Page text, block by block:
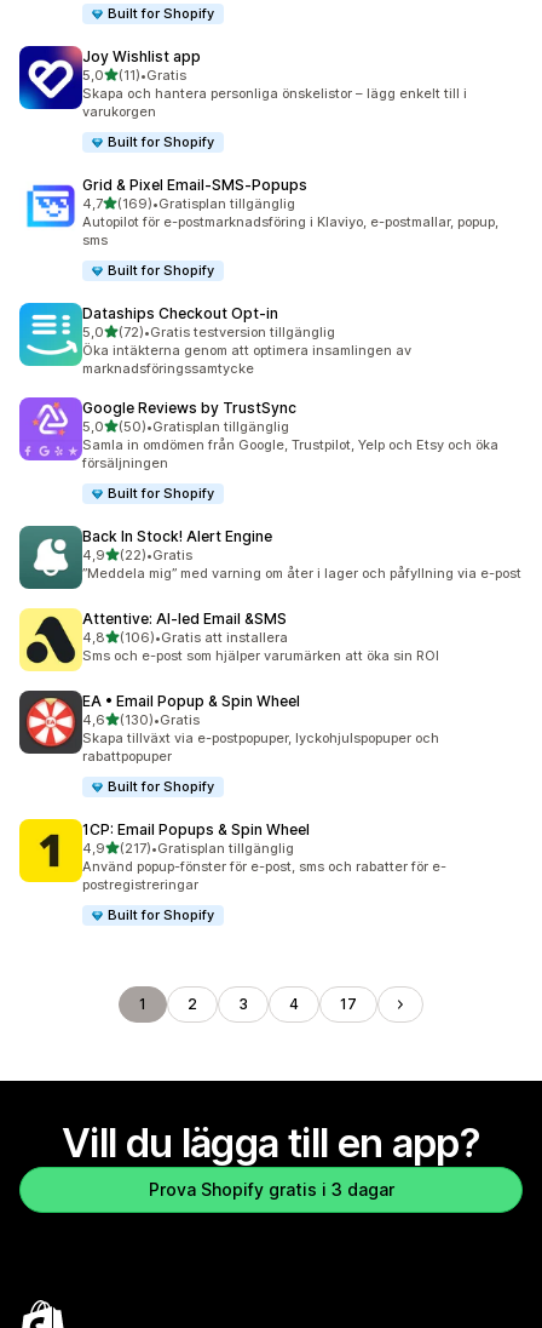
Built for Shopify
Joy Wishlist app
5,0av 5 stjärnor
(11)
11 recensioner totalt
•Gratis
Skapa och hantera personliga önskelistor – lägg enkelt till i
varukorgen
Built for Shopify
Grid & Pixel Email‑SMS‑Popups
4,7av 5 stjärnor
(169)
169 recensioner totalt
•Gratisplan tillgänglig
Autopilot för e-postmarknadsföring i Klaviyo, e-postmallar, popup,
sms
Built for Shopify
Dataships Checkout Opt‑in
5,0av 5 stjärnor
(72)
72 recensioner totalt
•Gratis testversion tillgänglig
Öka intäkterna genom att optimera insamlingen av
marknadsföringssamtycke
Google Reviews by TrustSync
5,0av 5 stjärnor
(50)
50 recensioner totalt
•Gratisplan tillgänglig
Samla in omdömen från Google, Trustpilot, Yelp och Etsy och öka
försäljningen
Built for Shopify
Back In Stock! Alert Engine
4,9av 5 stjärnor
(22)
22 recensioner totalt
•Gratis
”Meddela mig” med varning om åter i lager och påfyllning via e-post
Attentive: AI‑led Email &SMS
4,8av 5 stjärnor
(106)
106 recensioner totalt
•Gratis att installera
Sms och e-post som hjälper varumärken att öka sin ROI
EA • Email Popup & Spin Wheel
4,6av 5 stjärnor
(130)
130 recensioner totalt
•Gratis
Skapa tillväxt via e-postpopuper, lyckohjulspopuper och
rabattpopuper
Built for Shopify
1CP: Email Popups & Spin Wheel
4,9av 5 stjärnor
(217)
217 recensioner totalt
•Gratisplan tillgänglig
Använd popup-fönster för e-post, sms och rabatter för e-
postregistreringar
Built for Shopify
1 2 3 4 17
Vill du lägga till en app?
Prova Shopify gratis i 3 dagar